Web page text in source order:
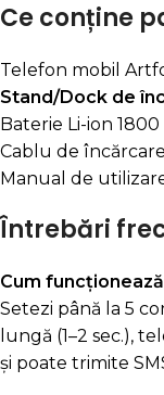
Ce conține
Telefon mobil
Stand/Dock de
Baterie Li-ion
Cablu de
Manual de
Întrebări
Cum
Setezi până la 5
lungă (1–2 sec.),
și poate trimite